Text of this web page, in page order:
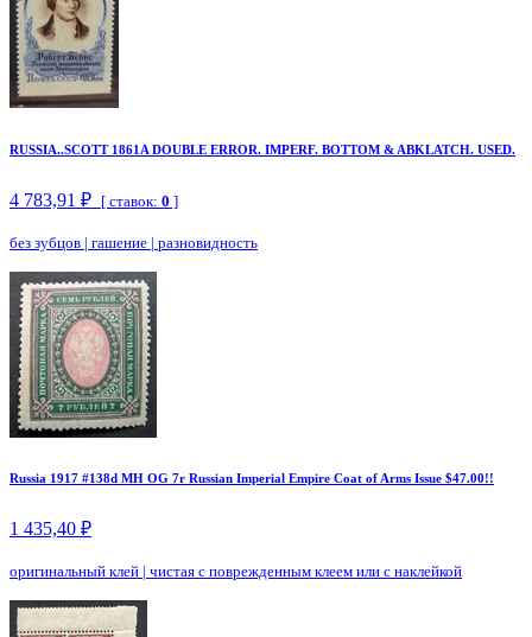
RUSSIA..SCOTT 1861A DOUBLE ERROR. IMPERF. BOTTOM & ABKLATCH. USED.
4 783,91 ₽ [ ставок: 0 ]
без зубцов | гашение | разновидность
Russia 1917 #138d MH OG 7r Russian Imperial Empire Coat of Arms Issue $47.00!!
1 435,40 ₽
оригинальный клей | чистая с поврежденным клеем или с наклейкой